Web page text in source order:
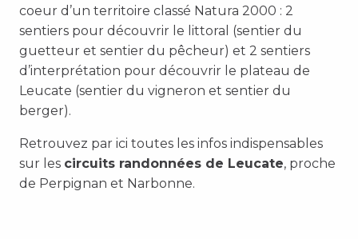
coeur d’un territoire classé Natura 2000 : 2
sentiers pour découvrir le littoral (sentier du
guetteur et sentier du pêcheur) et 2 sentiers
d’interprétation pour découvrir le plateau de
Leucate (sentier du vigneron et sentier du
berger).
Retrouvez par ici toutes les infos indispensables
sur les circuits randonnées de Leucate, proche
de Perpignan et Narbonne.